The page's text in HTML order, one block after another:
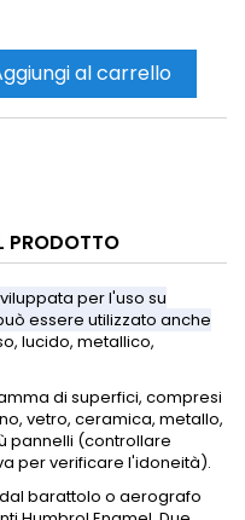
al carrello
PRODOTTO
per l'uso su
essere utilizzato anche
lucido, metallico,
di superfici, compresi
vetro, ceramica, metallo,
pannelli (controllare
per verificare l'idoneità).
barattolo o aerografo